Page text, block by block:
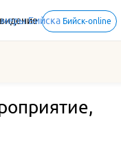
Бийск-online